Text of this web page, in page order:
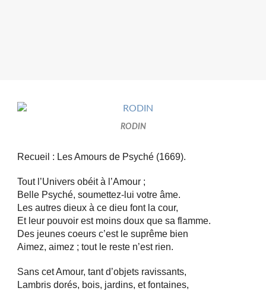
RODIN
Recueil : Les Amours de Psyché (1669).
Tout l’Univers obéit à l’Amour ;
Belle Psyché, soumettez-lui votre âme.
Les autres dieux à ce dieu font la cour,
Et leur pouvoir est moins doux que sa flamme.
Des jeunes coeurs c’est le suprême bien
Aimez, aimez ; tout le reste n’est rien.
Sans cet Amour, tant d’objets ravissants,
Lambris dorés, bois, jardins, et fontaines,